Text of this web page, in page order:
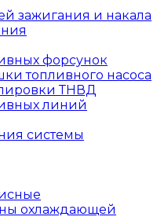
зажигания и накала
форсунок
топливного насоса
ТНВД
линий
системы
охлаждающей